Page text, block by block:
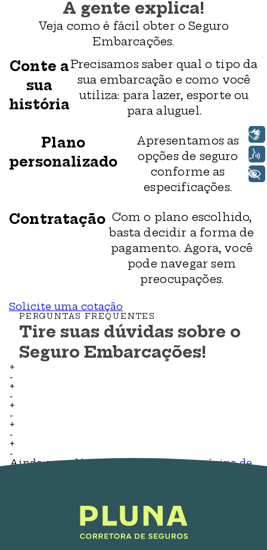
A gente explica!
Veja como é fácil obter o Seguro
Embarcações.
Conte a
sua
história
Precisamos saber qual o tipo da
sua embarcação e como você
utiliza: para lazer, esporte ou
para aluguel.
Plano
personalizado
Apresentamos as
opções de seguro
conforme as
especificações.
Contratação Com o plano escolhido,
basta decidir a forma de
pagamento. Agora, você
pode navegar sem
preocupações.
Solicite uma cotação
PERGUNTAS FREQUENTES
Tire suas dúvidas sobre o
Seguro Embarcações!
+
-
+
-
+
-
+
-
+
-
Ainda com dúvidas?
Confira nossa página de
Voz
+ Acessibilidade